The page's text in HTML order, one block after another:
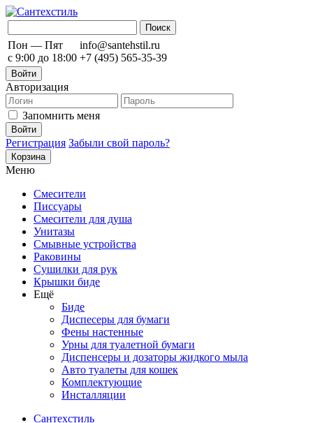
Пон — Пят
с 9:00 до 18:00
info@santehstil.ru
+7 (495) 565-35-39
Войти
Авторизация
Запомнить меня
Регистрация Забыли свой пароль?
Корзина
Меню
Смесители
Писсуары
Смесители для душа
Унитазы
Смывные устройства
Раковины
Сушилки для рук
Крышки биде
Ещё
Биде
Диспесеры для бумаги
Фены настенные
Урны для туалетной бумаги
Диспенсеры и дозаторы жидкого мыла
Авто туалеты для кошек
Комплектующие
Инсталляции
Сантехстиль